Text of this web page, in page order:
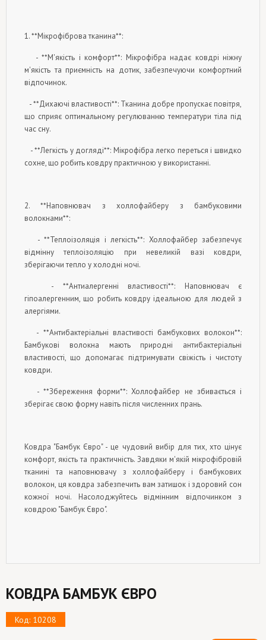
1. **Мікрофіброва тканина**:
- **М'якість і комфорт**: Мікрофібра надає ковдрі ніжну
м'якість та приємність на дотик, забезпечуючи комфортний
відпочинок.
- **Дихаючі властивості**: Тканина добре пропускає повітря,
що сприяє оптимальному регулюванню температури тіла під
час сну.
- **Легкість у догляді**: Мікрофібра легко переться і швидко
сохне, що робить ковдру практичною у використанні.
2. **Наповнювач з холлофайберу з бамбуковими
волокнами**:
- **Теплоізоляція і легкість**: Холлофайбер забезпечує
відмінну теплоізоляцію при невеликій вазі ковдри,
зберігаючи тепло у холодні ночі.
- **Антиалергенні властивості**: Наповнювач є
гіпоалергенним, що робить ковдру ідеальною для людей з
алергіями.
- **Антибактеріальні властивості бамбукових волокон**:
Бамбукові волокна мають природні антибактеріальні
властивості, що допомагає підтримувати свіжість і чистоту
ковдри.
- **Збереження форми**: Холлофайбер не збивається і
зберігає свою форму навіть після численних прань.
Ковдра "Бамбук Євро" - це чудовий вибір для тих, хто цінує
комфорт, якість та практичність. Завдяки м'якій мікрофібровій
тканині та наповнювачу з холлофайберу і бамбукових
волокон, ця ковдра забезпечить вам затишок і здоровий сон
кожної ночі. Насолоджуйтесь відмінним відпочинком з
ковдрою "Бамбук Євро".
КОВДРА БАМБУК ЄВРО
Код: 10208